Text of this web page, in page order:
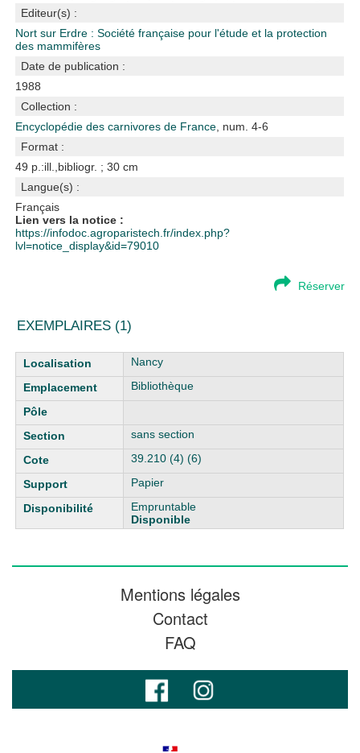
Editeur(s) :
Nort sur Erdre : Société française pour l'étude et la protection
des mammifères
Date de publication :
1988
Collection :
Encyclopédie des carnivores de France , num. 4-6
Format :
49 p.:ill.,bibliogr. ; 30 cm
Langue(s) :
Français
Lien vers la notice :
https://infodoc.agroparistech.fr/index.php?
lvl=notice_display&id=79010
Réserver
EXEMPLAIRES (1)
Liste des exemplaires
Nancy
Bibliothèque
sans section
39.210 (4) (6)
Papier
Empruntable
Disponible
Mentions légales
Contact
FAQ